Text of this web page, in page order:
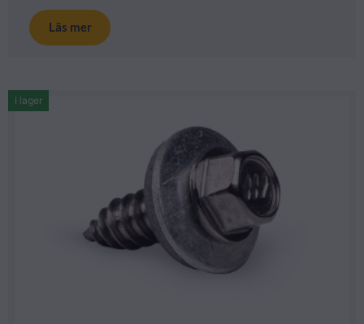
Läs mer
I lager